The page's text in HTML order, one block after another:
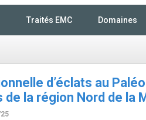
Traités EMC Domaines
d’éclats au
la région Nord de la